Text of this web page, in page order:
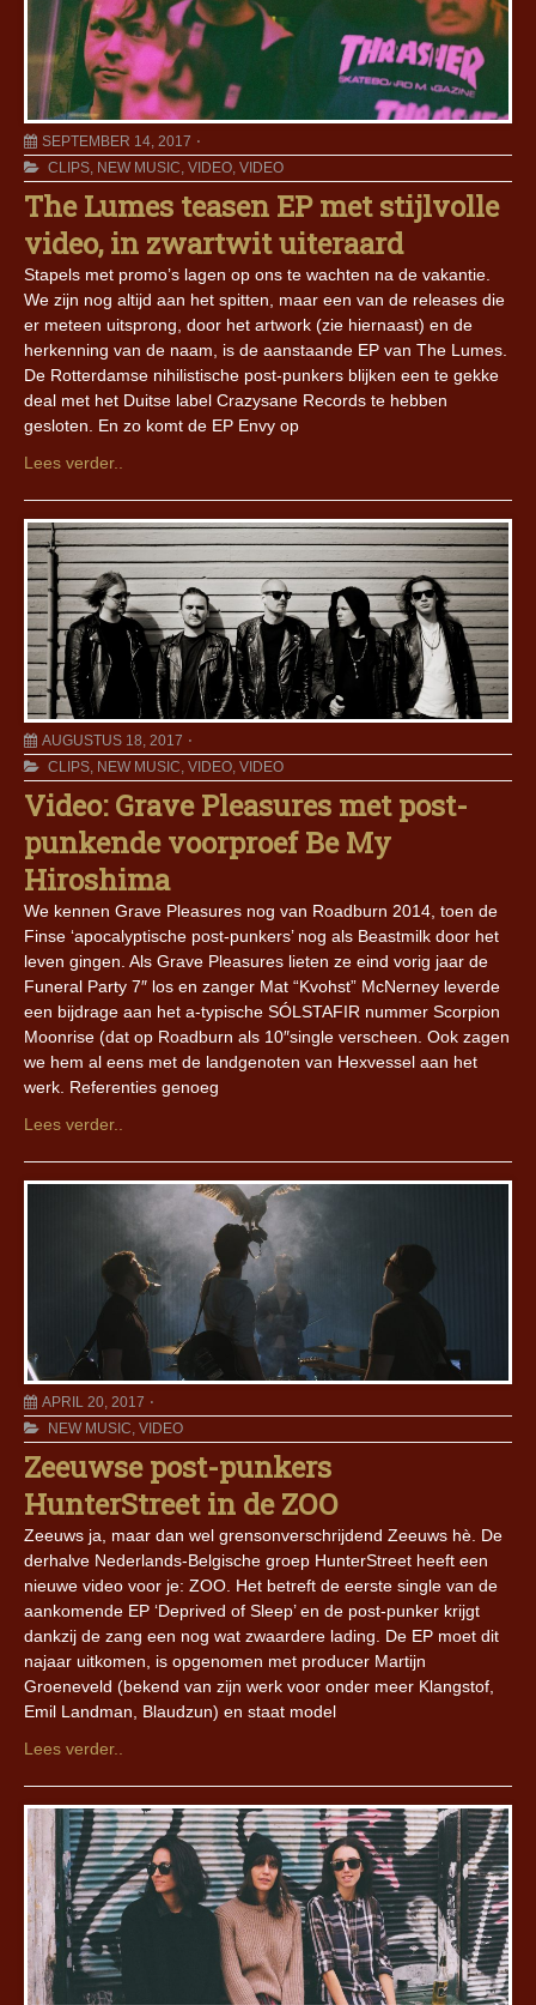
SEPTEMBER 14, 2017
CLIPS, NEW MUSIC, VIDEO, VIDEO
The Lumes teasen EP met stijlvolle
video, in zwartwit uiteraard
Stapels met promo’s lagen op ons te wachten na de vakantie.
We zijn nog altijd aan het spitten, maar een van de releases die
er meteen uitsprong, door het artwork (zie hiernaast) en de
herkenning van de naam, is de aanstaande EP van The Lumes.
De Rotterdamse nihilistische post-punkers blijken een te gekke
deal met het Duitse label Crazysane Records te hebben
gesloten. En zo komt de EP Envy op
Lees verder..
AUGUSTUS 18, 2017
CLIPS, NEW MUSIC, VIDEO, VIDEO
Video: Grave Pleasures met post-
punkende voorproef Be My
Hiroshima
We kennen Grave Pleasures nog van Roadburn 2014, toen de
Finse ‘apocalyptische post-punkers’ nog als Beastmilk door het
leven gingen. Als Grave Pleasures lieten ze eind vorig jaar de
Funeral Party 7″ los en zanger Mat “Kvohst” McNerney leverde
een bijdrage aan het a-typische SÓLSTAFIR nummer Scorpion
Moonrise (dat op Roadburn als 10″single verscheen. Ook zagen
we hem al eens met de landgenoten van Hexvessel aan het
werk. Referenties genoeg
Lees verder..
APRIL 20, 2017
NEW MUSIC, VIDEO
Zeeuwse post-punkers
HunterStreet in de ZOO
Zeeuws ja, maar dan wel grensonverschrijdend Zeeuws hè. De
derhalve Nederlands-Belgische groep HunterStreet heeft een
nieuwe video voor je: ZOO. Het betreft de eerste single van de
aankomende EP ‘Deprived of Sleep’ en de post-punker krijgt
dankzij de zang een nog wat zwaardere lading. De EP moet dit
najaar uitkomen, is opgenomen met producer Martijn
Groeneveld (bekend van zijn werk voor onder meer Klangstof,
Emil Landman, Blaudzun) en staat model
Lees verder..